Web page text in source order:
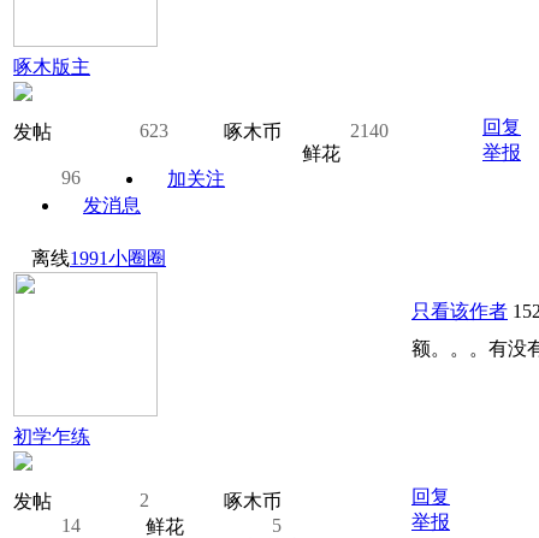
啄木版主
发帖 623 啄木币
2140
鲜花
96
加关注
发消息
回复
举报
离线1991小圈圈
初学乍练
发帖 2
啄木币
14
鲜花
5
只看该作者
额。。。有没
回复
举报